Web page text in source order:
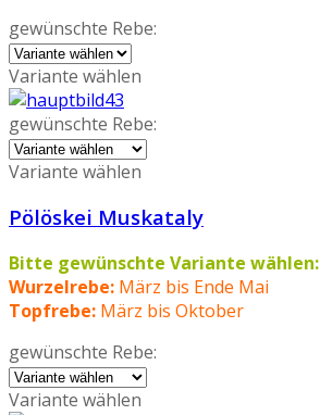
gewünschte Rebe:
Variante wählen
gewünschte Rebe:
Variante wählen
Pölöskei Muskataly
Bitte gewünschte Variante wählen:
Wurzelrebe: März bis Ende Mai
Topfrebe: März bis Oktober
gewünschte Rebe:
Variante wählen